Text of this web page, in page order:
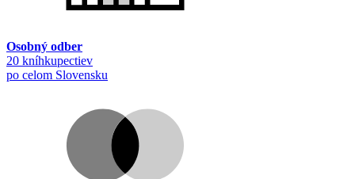
Osobný odber
20 kníhkupectiev
po celom Slovensku